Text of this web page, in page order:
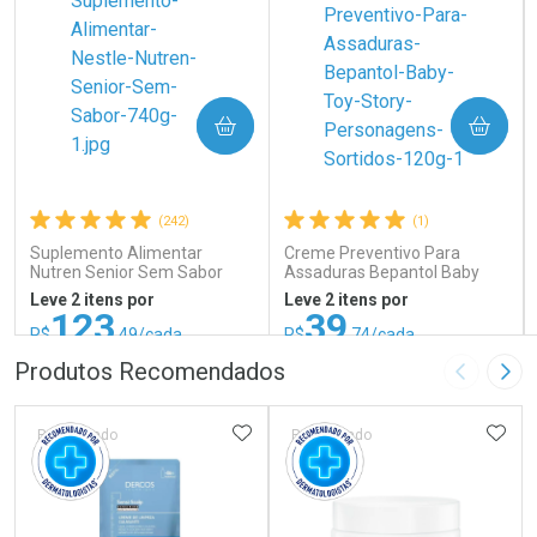
(242)
Suplemento Alimentar
Nutren Senior Sem Sabor
740g
Leve 2 itens por
R$123,49/cada
COMPRAR
FECHAR
FECHAR
Por Menos
(1)
Creme Preventivo Para
Assaduras Bepantol Baby
Toy Story Personagens
Sortidos 120g
Leve 2 itens por
R$39,74/cada
COMPRAR
Por Menos
Produtos Recomendados Imagem
Patrocinado ADICIONAR AOS FAVORITOS
Patrocinado